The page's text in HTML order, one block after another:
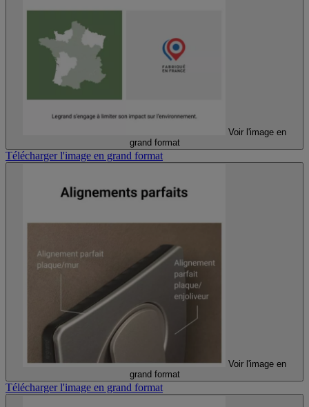
Voir l'image en
grand format
Télécharger l'image en grand format
Voir l'image en
grand format
Télécharger l'image en grand format